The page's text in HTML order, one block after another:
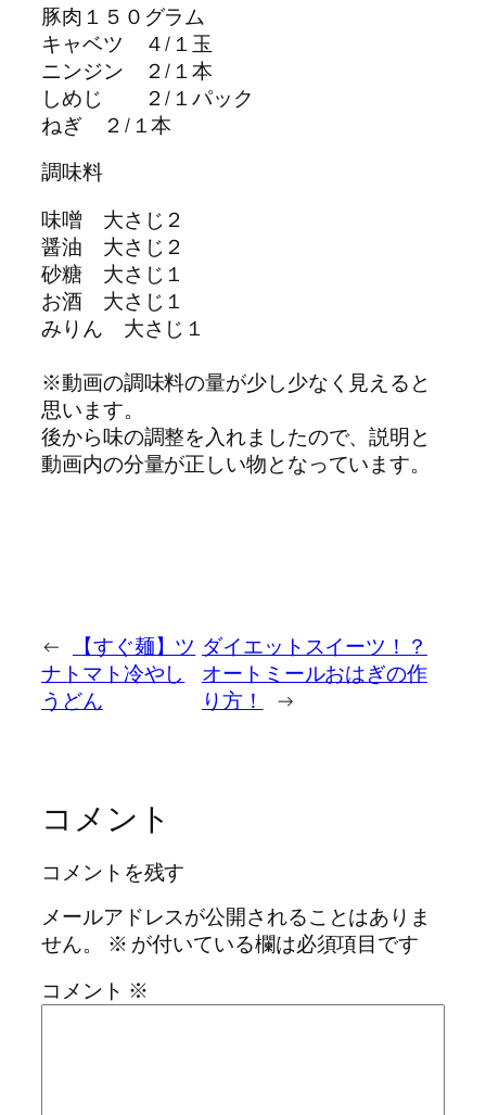
豚肉１５０グラム
キャベツ ４/１玉
ニンジン ２/１本
しめじ ２/１パック
ねぎ ２/１本
調味料
味噌 大さじ２
醤油 大さじ２
砂糖 大さじ１
お酒 大さじ１
みりん 大さじ１
※動画の調味料の量が少し少なく見えると
思います。
後から味の調整を入れましたので、説明と
動画内の分量が正しい物となっています。
←
【すぐ麺】ツ
ナトマト冷やし
うどん
ダイエットスイーツ！？
オートミールおはぎの作
り方！
→
コメント
コメントを残す
メールアドレスが公開されることはありま
せん。
※ が付いている欄は必須項目です
コメント ※